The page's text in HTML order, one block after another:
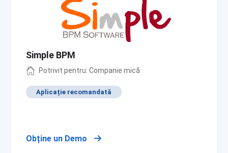
Simple BPM
Potrivit pentru: Companie mică
Aplicație recomandată
Obține un Demo